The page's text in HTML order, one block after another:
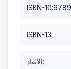
ISBN-10:
ISBN-13:
الأبعاد: